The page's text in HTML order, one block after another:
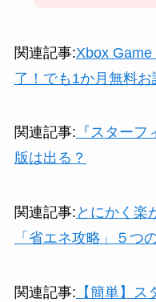
関連記事:Xbox
了！でも1か月無料お
関連記事: 『スター
版は出る？
関連記事: とにかく楽
「省エネ攻略」５つ
関連記事: 【簡単】